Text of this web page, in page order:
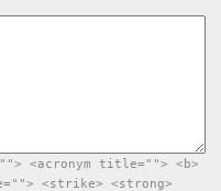
<acronym title=""> <b>
<strike> <strong>